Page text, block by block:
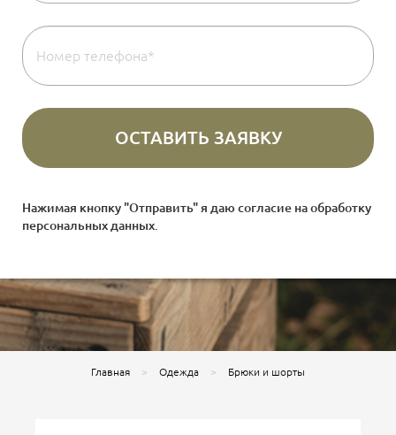
Нажимая кнопку "Отправить" я даю согласие наобработку
персональных данных
Главная Одежда Брюки и шорты